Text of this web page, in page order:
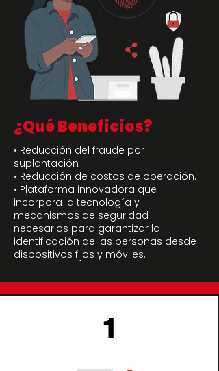
¿Qué Beneficios?
• Reducción del fraude por
suplantación
• Reducción de costos de operación.
• Plataforma innovadora que
incorpora la tecnología y
mecanismos de seguridad
necesarios para garantizar la
identificación de las personas desde
dispositivos fijos y móviles.
1